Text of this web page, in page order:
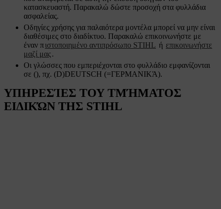
κατασκευαστή. Παρακαλώ δώστε προσοχή στα φυλλάδια
ασφαλείας.
Οδηγίες χρήσης για παλαιότερα μοντέλα μπορεί να μην είναι
διαθέσιμες στο διαδίκτυο. Παρακαλώ επικοινωνήστε με
έναν πιστοποιημένο αντιπρόσωπο STIHL ή επικοινωνήστε
μαζί μας.
Οι γλώσσες που εμπεριέχονται στο φυλλάδιο εμφανίζονται
σε (), πχ. (D)DEUTSCH (=ΓΕΡΜΑΝΙΚΆ).
ΥΠΗΡΕΣΊΕΣ ΤΟΥ ΤΜΉΜΑΤΟΣ
ΕΙΔΙΚΏΝ ΤΗΣ STIHL